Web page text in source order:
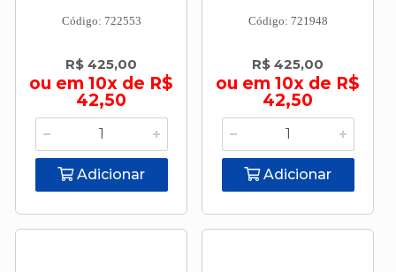
Código: 722553
R$ 425,00
ou em 10x de R$
42,50
Adicionar
Código: 721948
R$ 425,00
ou em 10x de R$
42,50
Adicionar